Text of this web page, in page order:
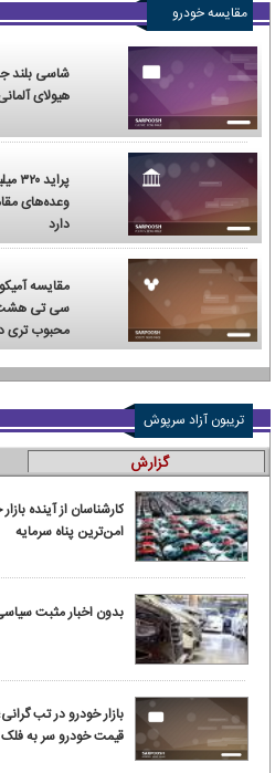
مقایسه خودرو
شاسی بلند
هیولای
وعده‌های
دارد
محبوب تری در
تریبون آزاد سرپوش
گزارش
کارشناسان از آینده
امن‌ترین پناه سرمایه
بدون اخبار مثبت
بازار خودرو در تب
قیمت خودرو سر به